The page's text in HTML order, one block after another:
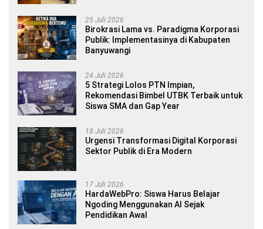
25 Juli 2026
Birokrasi Lama vs. Paradigma Korporasi
Publik: Implementasinya di Kabupaten
Banyuwangi
24 Juli 2026
5 Strategi Lolos PTN Impian,
Rekomendasi Bimbel UTBK Terbaik untuk
Siswa SMA dan Gap Year
18 Juli 2026
Urgensi Transformasi Digital Korporasi
Sektor Publik di Era Modern
17 Juli 2026
HardaWebPro: Siswa Harus Belajar
Ngoding Menggunakan AI Sejak
Pendidikan Awal